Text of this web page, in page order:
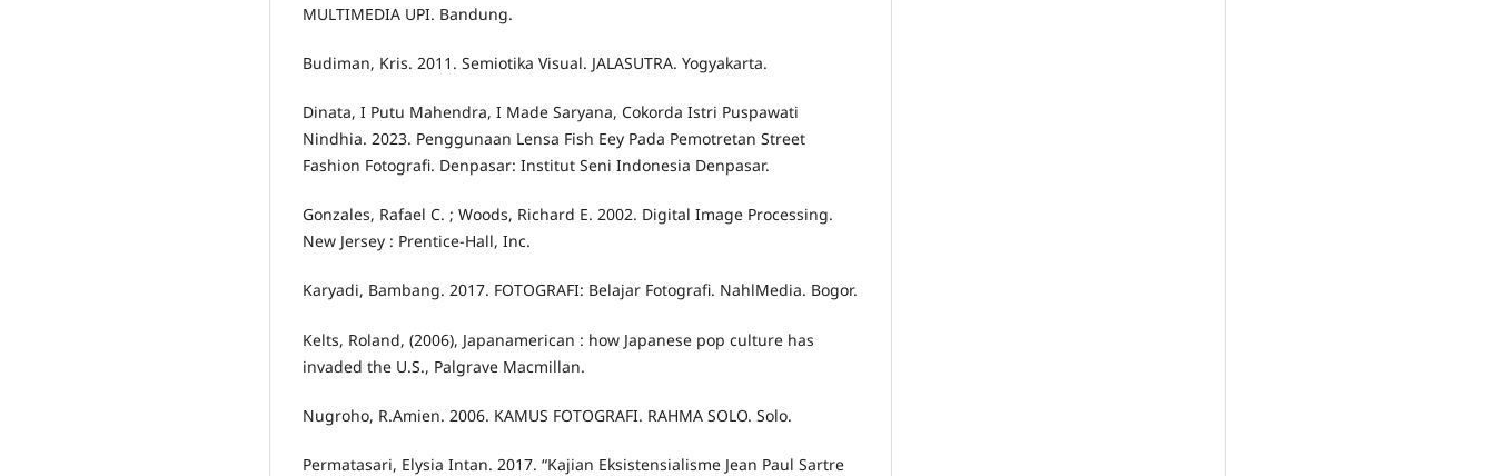
MULTIMEDIA UPI. Bandung.
Budiman, Kris. 2011. Semiotika Visual. JALASUTRA. Yogyakarta.
Dinata, I Putu Mahendra, I Made Saryana, Cokorda Istri Puspawati
Nindhia. 2023. Penggunaan Lensa Fish Eey Pada Pemotretan Street
Fashion Fotografi. Denpasar: Institut Seni Indonesia Denpasar.
Gonzales, Rafael C. ; Woods, Richard E. 2002. Digital Image Processing.
New Jersey : Prentice-Hall, Inc.
Karyadi, Bambang. 2017. FOTOGRAFI: Belajar Fotografi. NahlMedia. Bogor.
Kelts, Roland, (2006), Japanamerican : how Japanese pop culture has
invaded the U.S., Palgrave Macmillan.
Nugroho, R.Amien. 2006. KAMUS FOTOGRAFI. RAHMA SOLO. Solo.
Permatasari, Elysia Intan. 2017. “Kajian Eksistensialisme Jean Paul Sartre